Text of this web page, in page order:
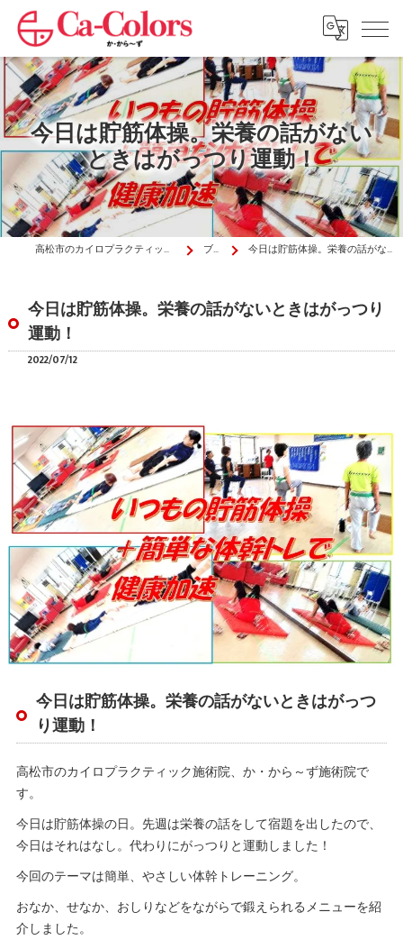
今日は貯筋体操。栄養の話がない
ときはがっつり運動！
高松市のカイロプラクティックはか・から～ず施術院 ブログ 今日は貯筋体操。栄養の話がないときはがっつり運動！
今日は貯筋体操。栄養の話がないときはがっつり
運動！
2022/07/12
今日は貯筋体操。栄養の話がないときはがっつ
り運動！
高松市のカイロプラクティック施術院、か・から～ず施術院で
す。
今日は貯筋体操の日。先週は栄養の話をして宿題を出したので、
今日はそれはなし。代わりにがっつりと運動しました！
今回のテーマは簡単、やさしい体幹トレーニング。
おなか、せなか、おしりなどをながらで鍛えられるメニューを紹
介しました。